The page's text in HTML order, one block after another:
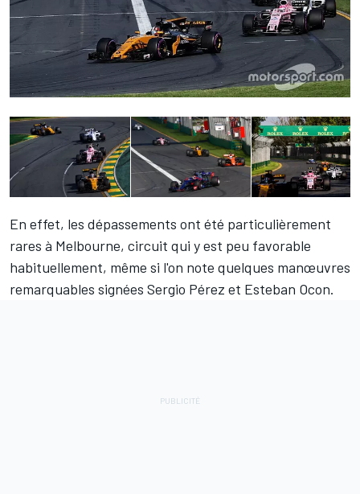
En effet, les dépassements ont été particulièrement
rares à Melbourne, circuit qui y est peu favorable
habituellement, même si l'on note quelques manœuvres
remarquables signées Sergio Pérez et Esteban Ocon.